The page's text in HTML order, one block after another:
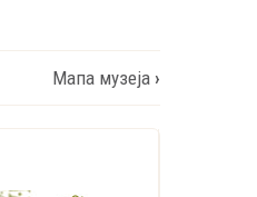
Мапа музеја ›